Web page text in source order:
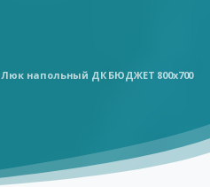
Люк напольный ДК БЮДЖЕТ 800х700